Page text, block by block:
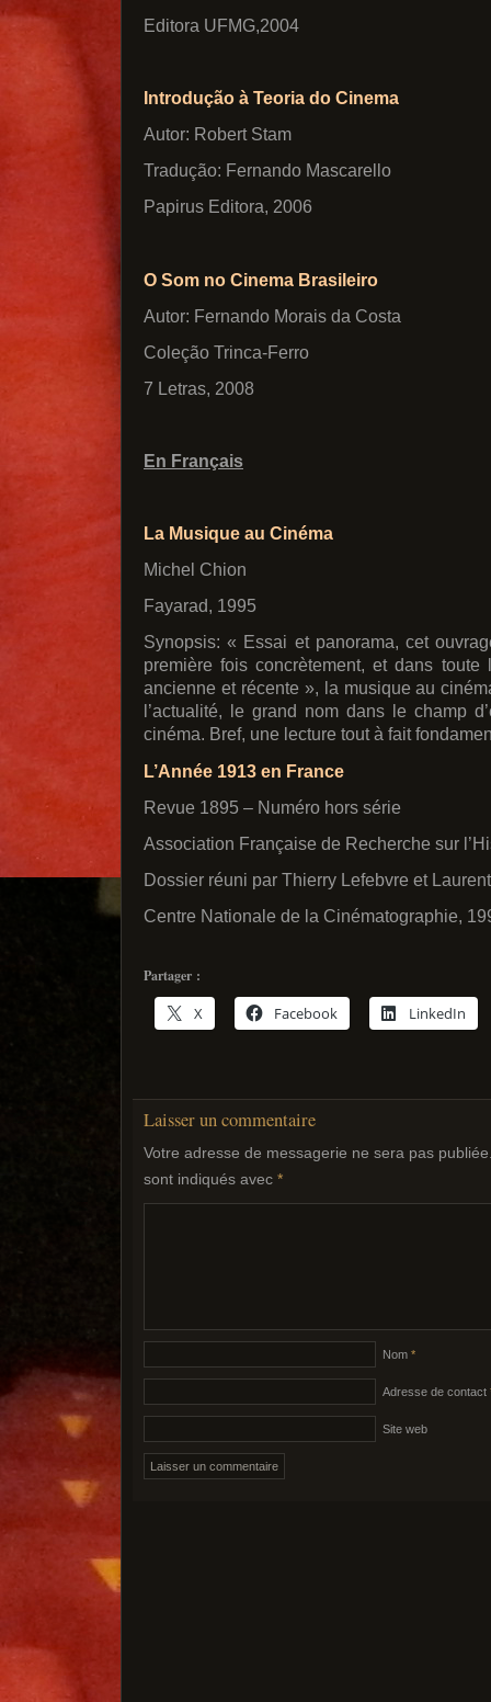
Editora UFMG,2004
Introdução à Teoria do Cinema
Autor: Robert Stam
Tradução: Fernando Mascarello
Papirus Editora, 2006
O Som no Cinema Brasileiro
Autor: Fernando Morais da Costa
Coleção Trinca-Ferro
7 Letras, 2008
En Français
La Musique au Cinéma
Michel Chion
Fayarad, 1995
Synopsis: « Essai et panorama, cet
première fois concrètement, et dans toute
ancienne et récente », la musique au
l’actualité, le grand nom dans le champ
cinéma. Bref, une lecture tout à fait
L’Année 1913 en France
Revue 1895 – Numéro hors série
Association Française de Recherche sur
Dossier réuni par Thierry Lefebvre et
Centre Nationale de la Cinématographie,
Partager :
X Facebook LinkedIn
Laisser un commentaire
Votre adresse de messagerie ne sera pas
sont indiqués avec *
Nom *
Adresse de contact
Site web